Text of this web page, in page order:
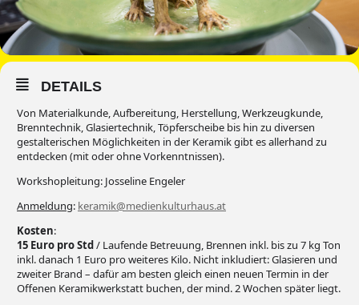
DETAILS
Von Materialkunde, Aufbereitung, Herstellung, Werkzeugkunde,
Brenntechnik, Glasiertechnik, Töpferscheibe bis hin zu diversen
gestalterischen Möglichkeiten in der Keramik gibt es allerhand zu
entdecken (mit oder ohne Vorkenntnissen).
Workshopleitung: Josseline Engeler
Anmeldung: keramik@medienkulturhaus.at
Kosten:
15 Euro pro Std/ Laufende Betreuung, Brennen inkl. bis zu 7 kg Ton
inkl. danach 1 Euro pro weiteres Kilo. Nicht inkludiert: Glasieren und
zweiter Brand – dafür am besten gleich einen neuen Termin in der
Offenen Keramikwerkstatt buchen, der mind. 2 Wochen später liegt.